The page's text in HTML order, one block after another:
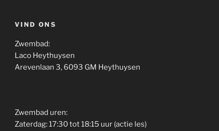
VIND ONS
Zwembad:
Laco Heythuysen
Arevenlaan 3, 6093 GM Heythuysen
Zwembad uren:
Zaterdag: 17:30 tot 18:15 uur (actie les)